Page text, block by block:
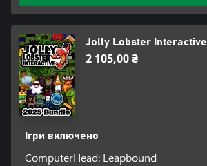
Jolly Lobster
2 105,00 ₴
Ігри включено
ComputerHead: Leapbound